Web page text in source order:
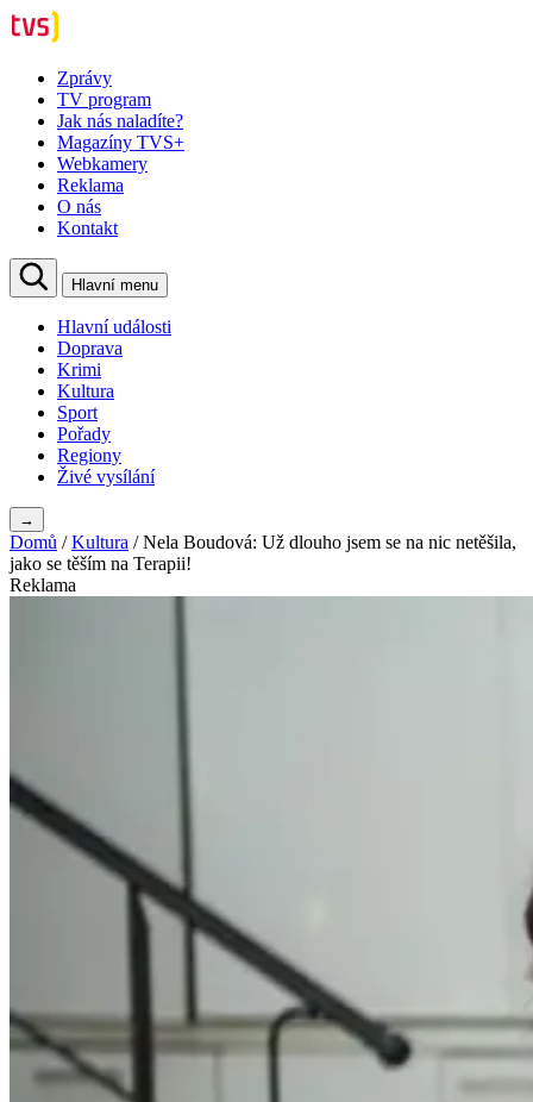
Zprávy
TV program
Jak nás naladíte?
Magazíny TVS+
Webkamery
Reklama
O nás
Kontakt
Hlavní menu
Hlavní události
Doprava
Krimi
Kultura
Sport
Pořady
Regiony
Živé vysílání
→
Domů /Kultura /Nela Boudová: Už dlouho jsem se na nic netěšila,
jako se těším na Terapii!
Reklama